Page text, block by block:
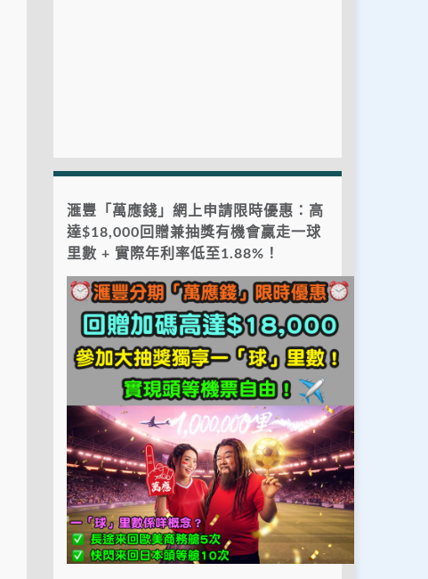
滙豐「萬應錢」網上申請限時優惠：高
達$18,000回贈兼抽獎有機會贏走一球
里數 + 實際年利率低至1.88%！